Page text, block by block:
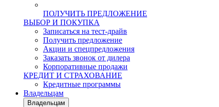
ПОЛУЧИТЬ ПРЕДЛОЖЕНИЕ
ВЫБОР И ПОКУПКА
Записаться на тест-драйв
Получить предложение
Акции и спецпредложения
Заказать звонок от дилера
Корпоративные продажи
КРЕДИТ И СТРАХОВАНИЕ
Кредитные программы
Владельцам
Владельцам